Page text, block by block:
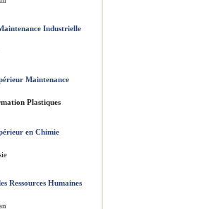
Industrielle
Maintenance
Plastiques
en Chimie
Ressources Humaines